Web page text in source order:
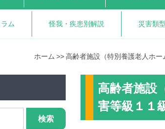
ム 怪我・疾患別解説 災害類
ホーム 高齢者施設（特別養護老人ホ
高齢者施設
害等級１１
検索